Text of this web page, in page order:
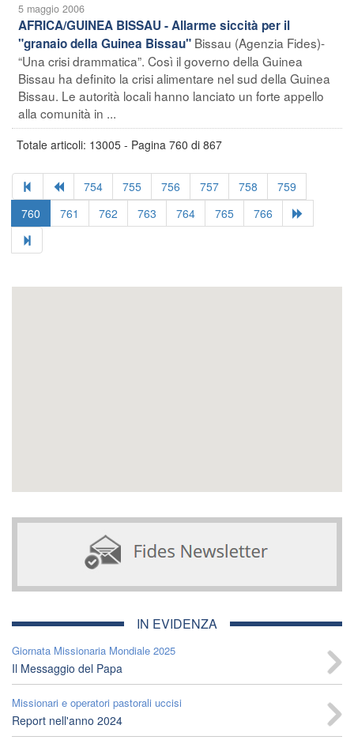
5 maggio 2006
AFRICA/GUINEA BISSAU - Allarme siccità per il
"granaio della Guinea Bissau" Bissau (Agenzia Fides)-
“Una crisi drammatica”. Così il governo della Guinea
Bissau ha definito la crisi alimentare nel sud della Guinea
Bissau. Le autorità locali hanno lanciato un forte appello
alla comunità in ...
Totale articoli: 13005 - Pagina 760 di 867
754 755 756 757 758
759
760
761 762 763 764 765 766
IN EVIDENZA
Giornata Missionaria Mondiale 2025
Il Messaggio del Papa
Missionari e operatori pastorali uccisi
Report nell'anno 2024